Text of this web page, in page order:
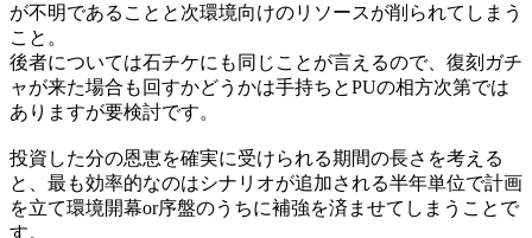
が不明であることと次環境向けのリソースが削られてしまう
こと。
後者については石チケにも同じことが言えるので、復刻ガチ
ャが来た場合も回すかどうかは手持ちとPUの相方次第では
ありますが要検討です。
投資した分の恩恵を確実に受けられる期間の長さを考える
と、最も効率的なのはシナリオが追加される半年単位で計画
を立て環境開幕or序盤のうちに補強を済ませてしまうことで
す。